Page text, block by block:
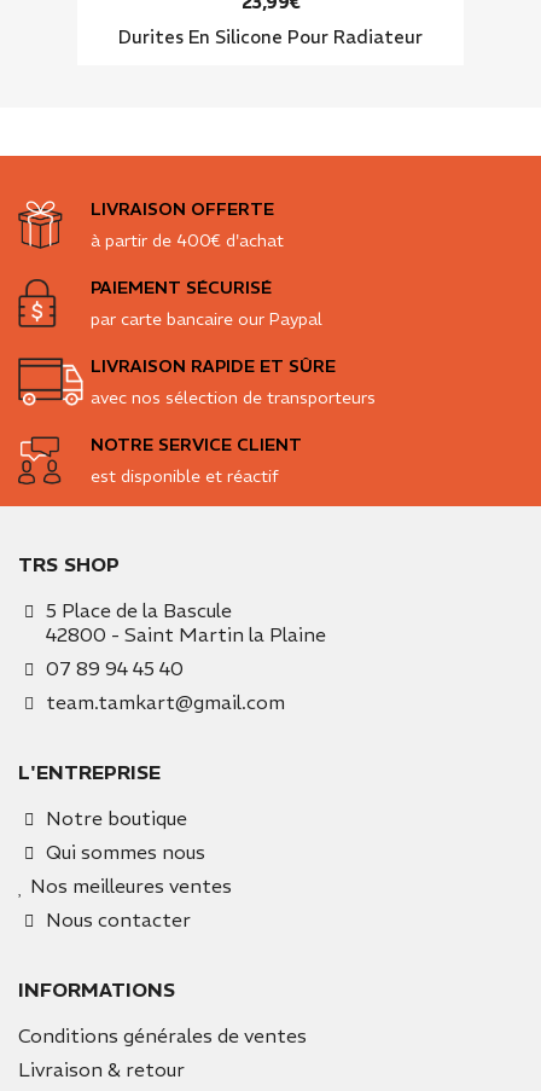
Durites En Silicone Pour Radiateur
LIVRAISON OFFERTE
à partir de 400€ d'achat
PAIEMENT SÉCURISÉ
par carte bancaire our Paypal
LIVRAISON RAPIDE ET SÛRE
avec nos sélection de transporteurs
NOTRE SERVICE CLIENT
est disponible et réactif
TRS SHOP
5 Place de la Bascule
42800 - Saint Martin la Plaine
07 89 94 45 40
team.tamkart@gmail.com
L'ENTREPRISE
Notre boutique
Qui sommes nous
Nos meilleures ventes
Nous contacter
INFORMATIONS
Conditions générales de ventes
Livraison & retour